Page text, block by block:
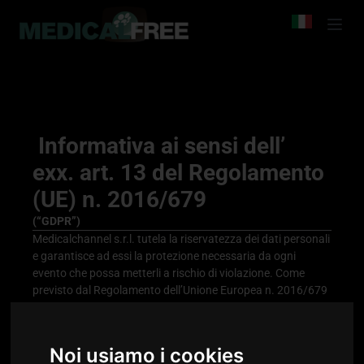
Noi usiamo i cookies
Informativa ai sensi dell’
exx. art. 13 del Regolamento
(UE) n. 2016/679
(“GDPR”)
Medicalchannel s.r.l. tutela la riservatezza dei dati personali
e garantisce ad essi la protezione necessaria da ogni
evento che possa metterli a rischio di violazione. Come
previsto dal Regolamento dell’Unione Europea n. 2016/679